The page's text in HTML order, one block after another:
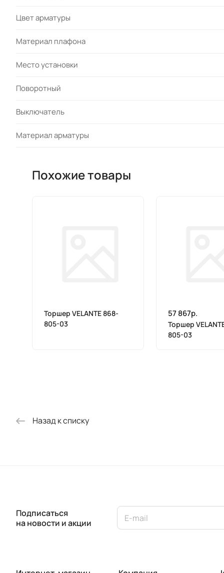
Цвет арматуры
Материал плафона
Место установки
Поворотный
Выключатель
Материал арматуры
Похожие товары
Торшер VELANTE 868-
805-03
57 867р.
Торшер
805-03
Назад к списку
Подписаться
на новости и акции